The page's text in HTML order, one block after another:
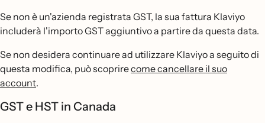
Se non è un'azienda registrata GST, la sua fattura Klaviyo
includerà l'importo GST aggiuntivo a partire da questa data.
Se non desidera continuare ad utilizzare Klaviyo a seguito di
questa modifica, può scoprirecome cancellare il suo
account.
GST e HST in Canada